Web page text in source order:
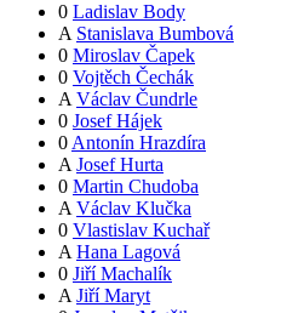
0 Ladislav Body
A Stanislava Bumbová
0 Miroslav Čapek
0 Vojtěch Čechák
A Václav Čundrle
0 Josef Hájek
0 Antonín Hrazdíra
A Josef Hurta
0 Martin Chudoba
A Václav Klučka
0 Vlastislav Kuchař
A Hana Lagová
0 Jiří Machalík
A Jiří Maryt